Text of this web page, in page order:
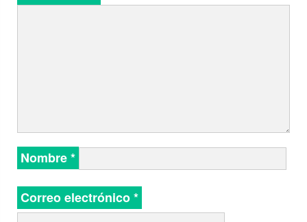
Nombre*
Correo electrónico*